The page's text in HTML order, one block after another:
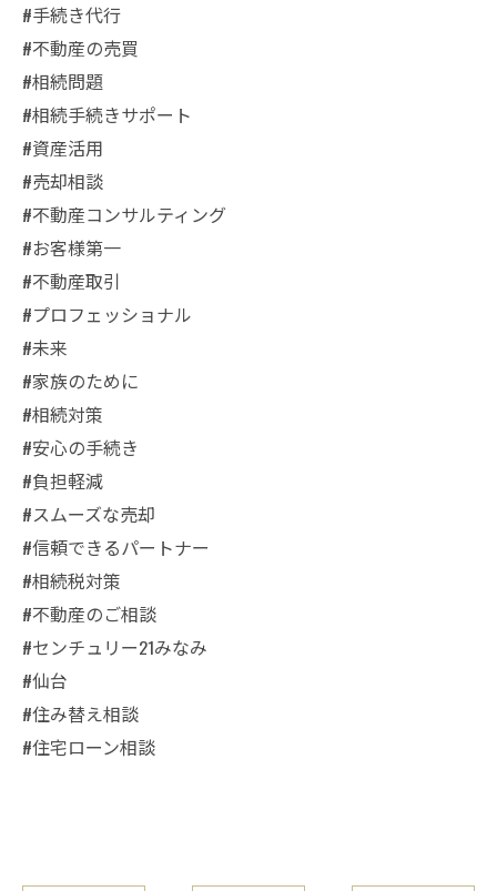
#手続き代行
#不動産の売買
#相続問題
#相続手続きサポート
#資産活用
#売却相談
#不動産コンサルティング
#お客様第一
#不動産取引
#プロフェッショナル
#未来
#家族のために
#相続対策
#安心の手続き
#負担軽減
#スムーズな売却
#信頼できるパートナー
#相続税対策
#不動産のご相談
#センチュリー21みなみ
#仙台
#住み替え相談
#住宅ローン相談